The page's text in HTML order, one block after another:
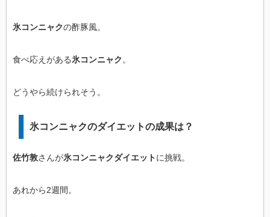
氷コンニャクの酢豚風。
食べ応えがある氷コンニャク 。
どうやら続けられそう。
氷コンニャクのダイエットの成果は？
佐竹敦さんが氷コンニャクダイエットに挑戦。
あれから2週間。